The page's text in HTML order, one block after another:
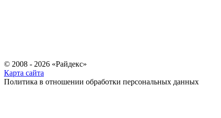
© 2008 - 2026 «Райдекс»
Карта сайта
Политика в отношении обработки персональных данных